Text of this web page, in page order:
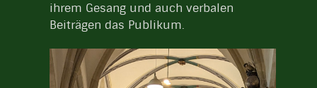
ihrem Gesang und auch verbalen
Beiträgen das Publikum.